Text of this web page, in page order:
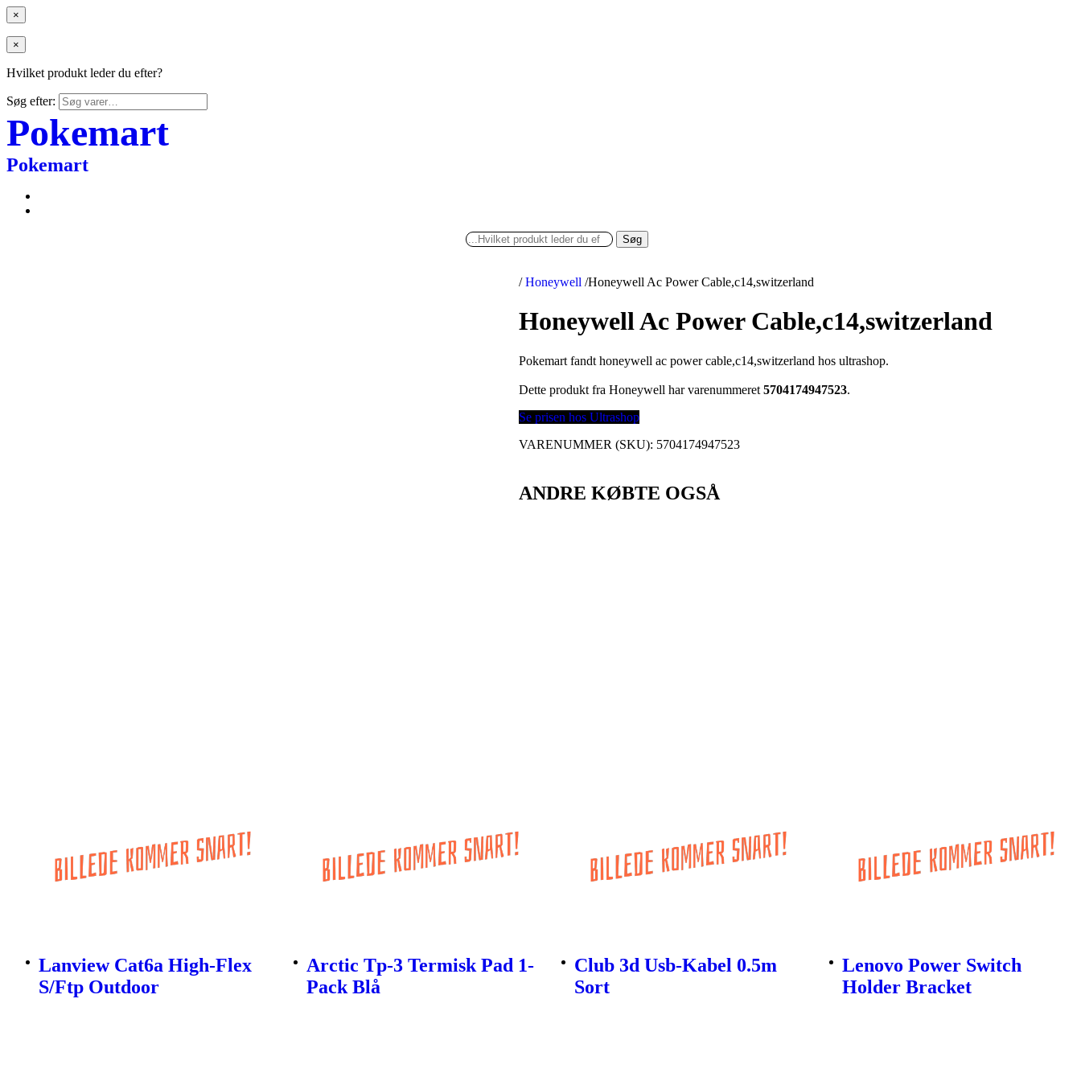
×
×
Hvilket produkt leder du efter?
Søg efter:
Pokemart
Pokemart
Søg
/ Honeywell /Honeywell Ac Power Cable,c14,switzerland
Honeywell Ac Power Cable,c14,switzerland
Pokemart fandt honeywell ac power cable,c14,switzerland hos ultrashop.
Dette produkt fra Honeywell har varenummeret5704174947523.
Se prisen hos Ultrashop
VARENUMMER (SKU): 5704174947523
ANDRE KØBTE OGSÅ
Lanview Cat6a High-Flex
S/Ftp Outdoor
Arctic Tp-3 Termisk Pad 1-
Pack Blå
Club 3d Usb-Kabel 0.5m
Sort
Lenovo Power Switch
Holder Bracket